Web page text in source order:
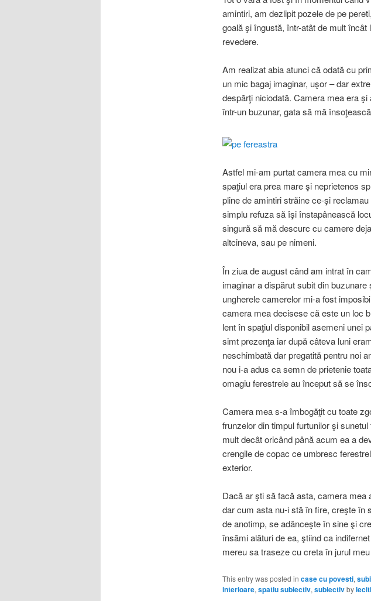
amintiri, am dezlipit pozele de pe
goală şi îngustă, într-atât de mult
revedere.
Am realizat abia atunci că odată cu
un mic bagaj imaginar, uşor – dar
despărţi niciodată. Camera mea era
într-un buzunar, gata să mă
Astfel mi-am purtat camera mea cu
spaţiul era prea mare şi neprietenos
pline de amintiri străine ce-şi
simplu refuza să îşi înstapânească
singură să mă descurc cu camere
altcineva, sau pe nimeni.
În ziua de august când am intrat în
imaginar a dispărut subit din
ungherele camerelor mi-a fost
camera mea decisese că este un loc
lent în spaţiul disponibil asemeni unei
simt prezenţa iar după câteva luni
neschimbată dar pregatită pentru noi
nou i-a adus ca semn de prietenie
omagiu ferestrele au început să se
Camera mea s-a îmbogăţit cu toate
frunzelor din timpul furtunilor şi
mult decât oricând până acum ea a
crengile de copac ce umbresc
exterior.
Dacă ar şti să facă asta, camera mea
dar cum asta nu-i stă în fire, creşte în
de anotimp, se adânceşte în sine şi
însămi alături de ea, ştiind ca
mereu sa traseze cu creta în jurul
This entry was posted in case cu povesti,
interioare, spatiu subiectiv, subiectivby